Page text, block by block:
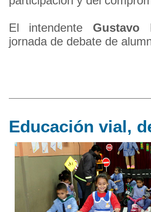
El intendente Gustavo
jornada de debate de
Educación vial,